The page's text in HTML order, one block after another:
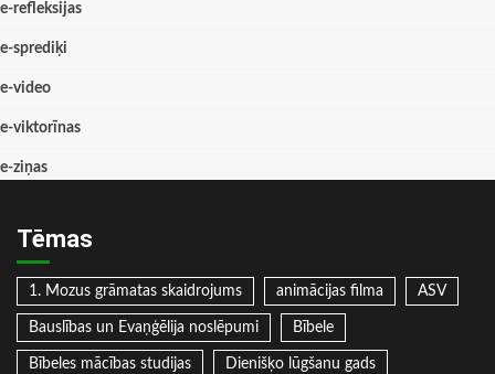
e-refleksijas
e-sprediķi
e-video
e-viktorīnas
e-ziņas
Tēmas
1. Mozus grāmatas skaidrojums animācijas filma ASV
Bauslības un Evaņģēlija noslēpumi Bībele
Bībeles mācības studijas Dienišķo lūgšanu gads